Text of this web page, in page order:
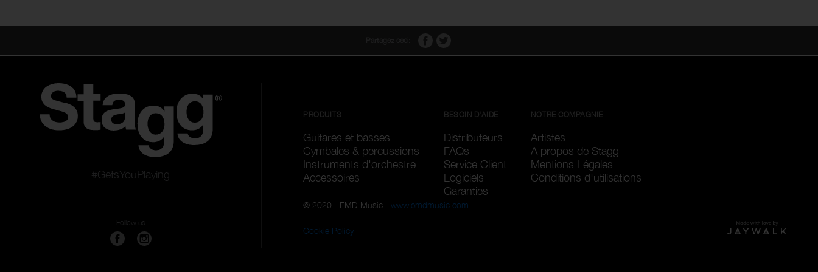
#GetsYouPlaying
Follow us
PRODUITS
Guitares et basses
Cymbales & percussions
Instruments d'orchestre
Accessoires
BESOIN D'AIDE
Distributeurs
FAQs
Service Client
Logiciels
Garanties
NOTRE COMPAGNIE
Artistes
A propos de Stagg
Mentions Légales
Conditions d'utilisations
© 2020 - EMD Music -www.emdmusic.com
Cookie Policy